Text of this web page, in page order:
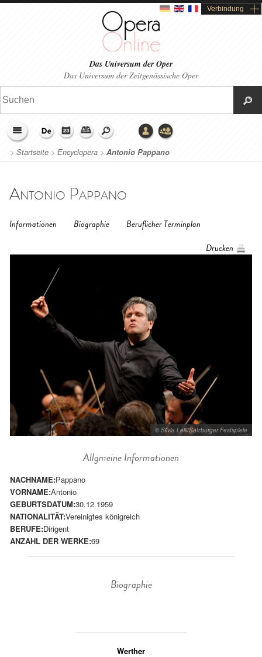
Verbindung
Das Universum der Oper
Das Universum der Zeitgenössische Oper
> Startseite > Encyclopera > Antonio Pappano
Antonio Pappano
Informationen Biographie
Beruflicher Terminplan
Drucken
© Silvia Lelli/Salzburger Festspiele
Allgmeine Informationen
NACHNAME:Pappano
VORNAME:Antonio
GEBURTSDATUM:30.12.1959
NATIONALITÄT:Vereinigtes königreich
BERUFE:Dirigent
ANZAHL DER WERKE:69
Biographie
Werther